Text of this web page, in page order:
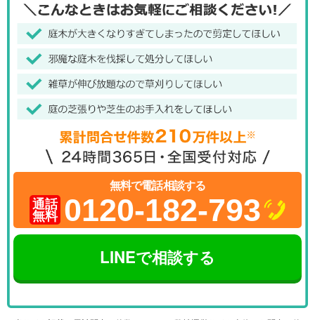
無料で電話相談する
通話
無料 0120-182-793
LINEで相談する